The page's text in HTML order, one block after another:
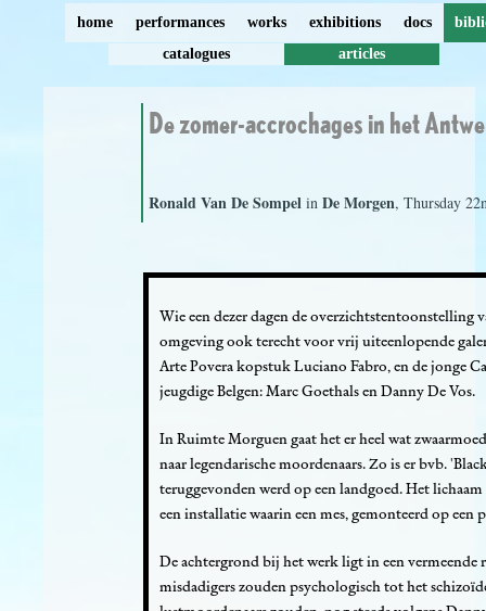
home performances works exhibitions docs
catalogues
articles
De zomer-accrochages in het
Ronald Van De Sompel in De Morgen, Thursday
Wie een dezer dagen de overzichtstentoonstelling
omgeving ook terecht voor vrij uiteenlopende
Arte Povera kopstuk Luciano Fabro, en de jonge
jeugdige Belgen: Marc Goethals en Danny De Vos.
In Ruimte Morguen gaat het er heel wat
naar legendarische moordenaars. Zo is er bvb.
teruggevonden werd op een landgoed. Het
een installatie waarin een mes, gemonteerd op een
De achtergrond bij het werk ligt in een vermeende
misdadigers zouden psychologisch tot het